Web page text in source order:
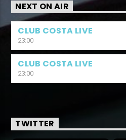
NEXT ON AIR
CLUB COSTA LIVE
23:00
CLUB COSTA LIVE
23:00
TWITTER